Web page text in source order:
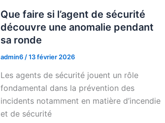
Que faire si l’agent de sécurité
découvre une anomalie pendant
sa ronde
admin6 /13 février 2026
Les agents de sécurité jouent un rôle
fondamental dans la prévention des
incidents notamment en matière d’incendie
et de sécurité